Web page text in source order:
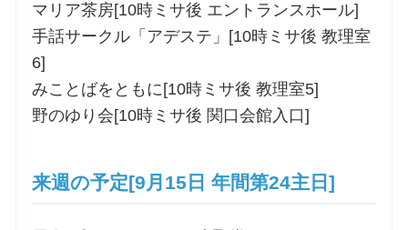
マリア茶房[10時ミサ後 エントランスホール]
手話サークル「アデステ」[10時ミサ後 教理室
6]
みことばをともに[10時ミサ後 教理室5]
野のゆり会[10時ミサ後 関口会館入口]
来週の予定[9月15日 年間第24主日]